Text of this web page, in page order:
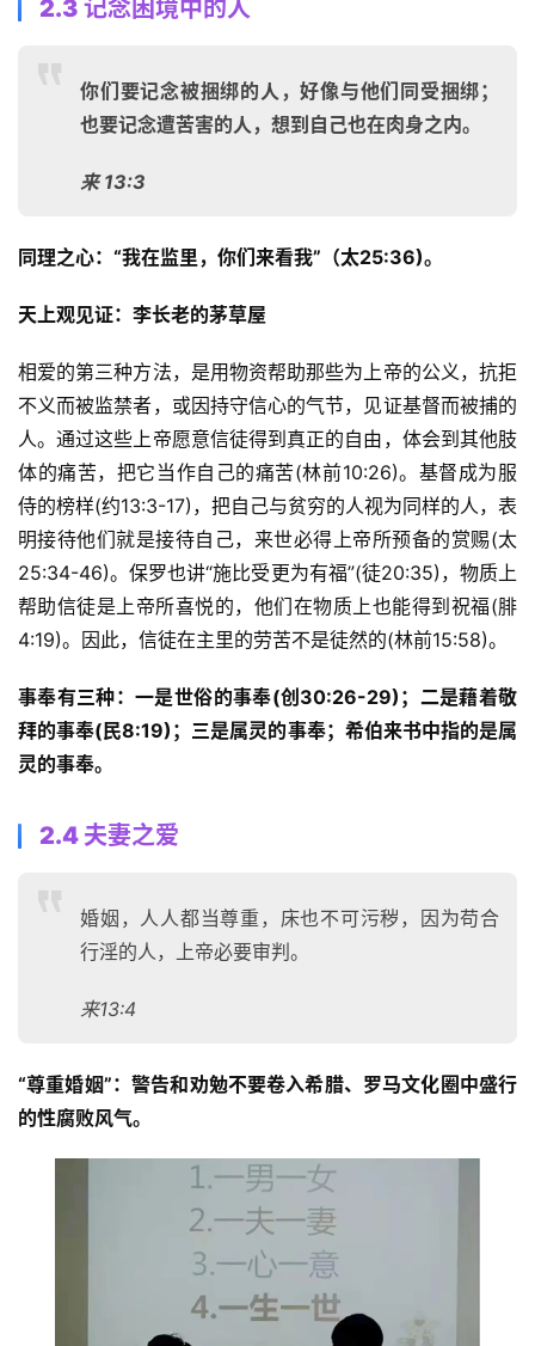
神
经
热
回
应
关
于
我
们
登录
2.3 记念困境中的人
你们要记念被捆绑的人，好像与他们同受捆绑；
也要记念遭苦害的人，想到自己也在肉身之内。
来 13:3
同理之心：“我在监里，你们来看我”（太25:36)。
天上观见证：李长老的茅草屋
相爱的第三种方法，是用物资帮助那些为上帝的公义，抗拒
不义而被监禁者，或因持守信心的气节，见证基督而被捕的
人。通过这些上帝愿意信徒得到真正的自由，体会到其他肢
体的痛苦，把它当作自己的痛苦(林前10:26)。基督成为服
侍的榜样(约13:3-17)，把自己与贫穷的人视为同样的人，表
明接待他们就是接待自己，来世必得上帝所预备的赏赐(太
25:34-46)。保罗也讲“施比受更为有福”(徒20:35)，物质上
帮助信徒是上帝所喜悦的，他们在物质上也能得到祝福(腓
4:19)。因此，信徒在主里的劳苦不是徒然的(林前15:58)。
事奉有三种：一是世俗的事奉(创30:26-29)；二是藉着敬
拜的事奉(民8:19)；三是属灵的事奉；希伯来书中指的是属
灵的事奉。
2.4 夫妻之爱
婚姻，人人都当尊重，床也不可污秽，因为苟合
行淫的人，上帝必要审判。
来13:4
“尊重婚姻”：警告和劝勉不要卷入希腊、罗马文化圈中盛行
的性腐败风气。